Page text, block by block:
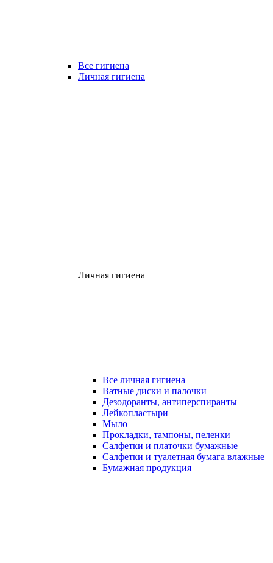
Все гигиена
Личная гигиена
Личная гигиена
Все личная гигиена
Ватные диски и палочки
Дезодоранты, антиперспиранты
Лейкопластыри
Мыло
Прокладки, тампоны, пеленки
Салфетки и платочки бумажные
Салфетки и туалетная бумага влажные
Бумажная продукция